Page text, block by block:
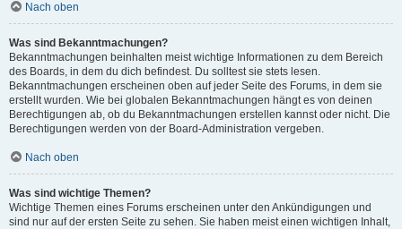
Nach oben
Was sind Bekanntmachungen?
Bekanntmachungen beinhalten meist wichtige Informationen zu dem Bereich
des Boards, in dem du dich befindest. Du solltest sie stets lesen.
Bekanntmachungen erscheinen oben auf jeder Seite des Forums, in dem sie
erstellt wurden. Wie bei globalen Bekanntmachungen hängt es von deinen
Berechtigungen ab, ob du Bekanntmachungen erstellen kannst oder nicht. Die
Berechtigungen werden von der Board-Administration vergeben.
Nach oben
Was sind wichtige Themen?
Wichtige Themen eines Forums erscheinen unter den Ankündigungen und
sind nur auf der ersten Seite zu sehen. Sie haben meist einen wichtigen Inhalt,